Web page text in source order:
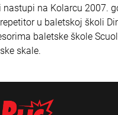
na Kolarcu 2007.
u baletskoj školi
baletske škole
skale.